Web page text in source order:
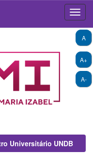
A+
A-
A
Universitário UNDB